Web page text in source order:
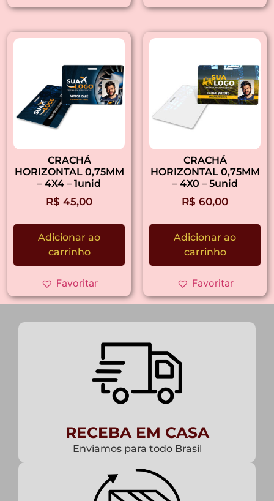
CRACHÁ
HORIZONTAL 0,75MM
– 4X4 – 1unid
R$ 45,00
Adicionar ao
carrinho
Favoritar
CRACHÁ
HORIZONTAL 0,75MM
– 4X0 – 5unid
R$ 60,00
Adicionar ao
carrinho
Favoritar
RECEBA EM CASA
Enviamos para todo Brasil